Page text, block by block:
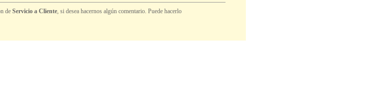
deServicio a Cliente, si desea hacernos algún comentario. Puede hacerlo